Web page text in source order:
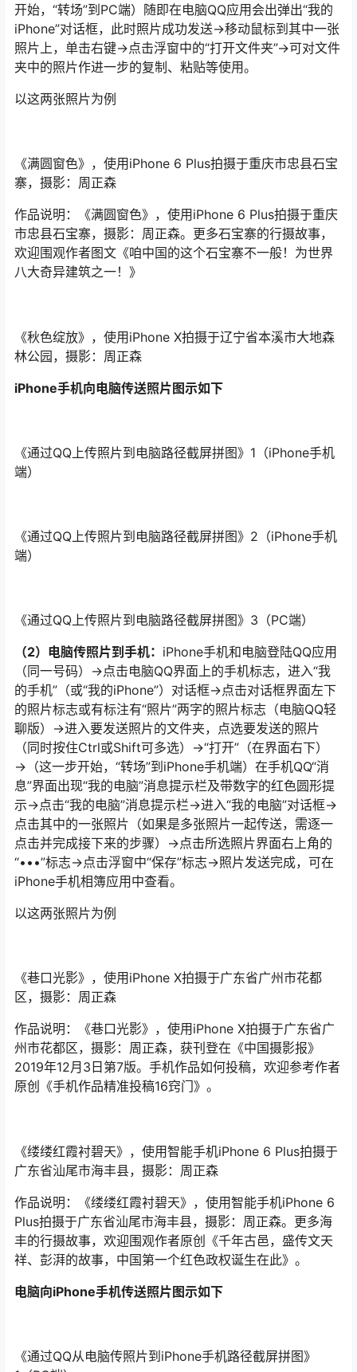
开始，“转场”到PC端）随即在电脑QQ应用会出弹出“我的
iPhone”对话框，此时照片成功发送→移动鼠标到其中一张
照片上，单击右键→点击浮窗中的“打开文件夹”→可对文件
夹中的照片作进一步的复制、粘贴等使用。
以这两张照片为例
《满圆窗色》，使用iPhone 6 Plus拍摄于重庆市忠县石宝
寨，摄影：周正森
作品说明：《满圆窗色》，使用iPhone 6 Plus拍摄于重庆
市忠县石宝寨，摄影：周正森。更多石宝寨的行摄故事，
欢迎围观作者图文《咱中国的这个石宝寨不一般！为世界
八大奇异建筑之一！》
《秋色绽放》，使用iPhone X拍摄于辽宁省本溪市大地森
林公园，摄影：周正森
iPhone手机向电脑传送照片图示如下
《通过QQ上传照片到电脑路径截屏拼图》1（iPhone手机
端）
《通过QQ上传照片到电脑路径截屏拼图》2（iPhone手机
端）
《通过QQ上传照片到电脑路径截屏拼图》3（PC端）
（2）电脑传照片到手机： iPhone手机和电脑登陆QQ应用
（同一号码）→点击电脑QQ界面上的手机标志，进入“我
的手机”（或“我的iPhone”）对话框→点击对话框界面左下
的照片标志或有标注有“照片”两字的照片标志（电脑QQ轻
聊版）→进入要发送照片的文件夹，点选要发送的照片
（同时按住Ctrl或Shift可多选）→“打开”（在界面右下）
→（这一步开始，“转场”到iPhone手机端）在手机QQ“消
息”界面出现“我的电脑”消息提示栏及带数字的红色圆形提
示→点击“我的电脑”消息提示栏→进入“我的电脑”对话框→
点击其中的一张照片（如果是多张照片一起传送，需逐一
点击并完成接下来的步骤）→点击所选照片界面右上角的
“•••”标志→点击浮窗中“保存”标志→照片发送完成，可在
iPhone手机相簿应用中查看。
以这两张照片为例
《巷口光影》，使用iPhone X拍摄于广东省广州市花都
区，摄影：周正森
作品说明：《巷口光影》，使用iPhone X拍摄于广东省广
州市花都区，摄影：周正森，获刊登在《中国摄影报》
2019年12月3日第7版。手机作品如何投稿，欢迎参考作者
原创《手机作品精准投稿16窍门》。
《缕缕红霞衬碧天》，使用智能手机iPhone 6 Plus拍摄于
广东省汕尾市海丰县，摄影：周正森
作品说明：《缕缕红霞衬碧天》，使用智能手机iPhone 6
Plus拍摄于广东省汕尾市海丰县，摄影：周正森。更多海
丰的行摄故事，欢迎围观作者原创《千年古邑，盛传文天
祥、彭湃的故事，中国第一个红色政权诞生在此》。
电脑向iPhone手机传送照片图示如下
《通过QQ从电脑传照片到iPhone手机路径截屏拼图》